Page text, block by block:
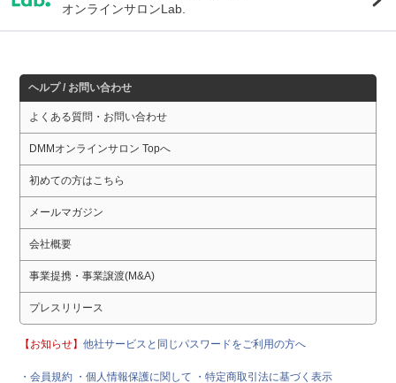
オンラインサロンLab.
ヘルプ / お問い合わせ
よくある質問・お問い合わせ
DMMオンラインサロン Topへ
初めての方はこちら
メールマガジン
会社概要
事業提携・事業譲渡(M&A)
プレスリリース
【お知らせ】他社サービスと同じパスワードをご利用の方へ
・会員規約 ・個人情報保護に関して ・特定商取引法に基づく表示